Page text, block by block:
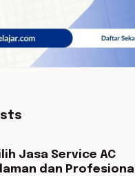
Jasa Service AC
dan Profesional